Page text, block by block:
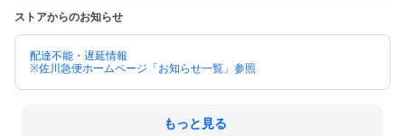
※沖縄・離島の場合は中継料金が必要となります。金額はご購入
前にお問い合わせください。
[領収書について]
当ストアからの領収書発行はしておりません。
商品出荷後、注文履歴にて領収書発行を行うことができます。
ストアからのお知らせ
配達不能・遅延情報
※佐川急便ホームページ「お知らせ一覧」参照
もっと見る